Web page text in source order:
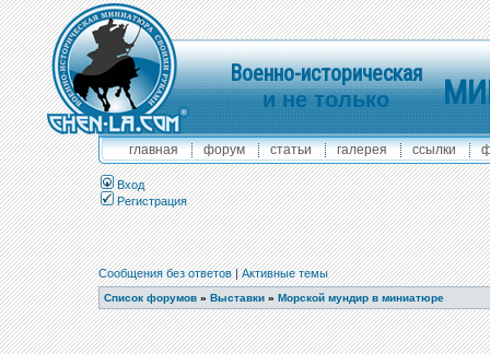
Военно-историческая
и не только
главная форум статьи галерея ссылки
Вход
Регистрация
Сообщения без ответов|Активные темы
Список форумов » Выставки » Морской мундир в миниатюре